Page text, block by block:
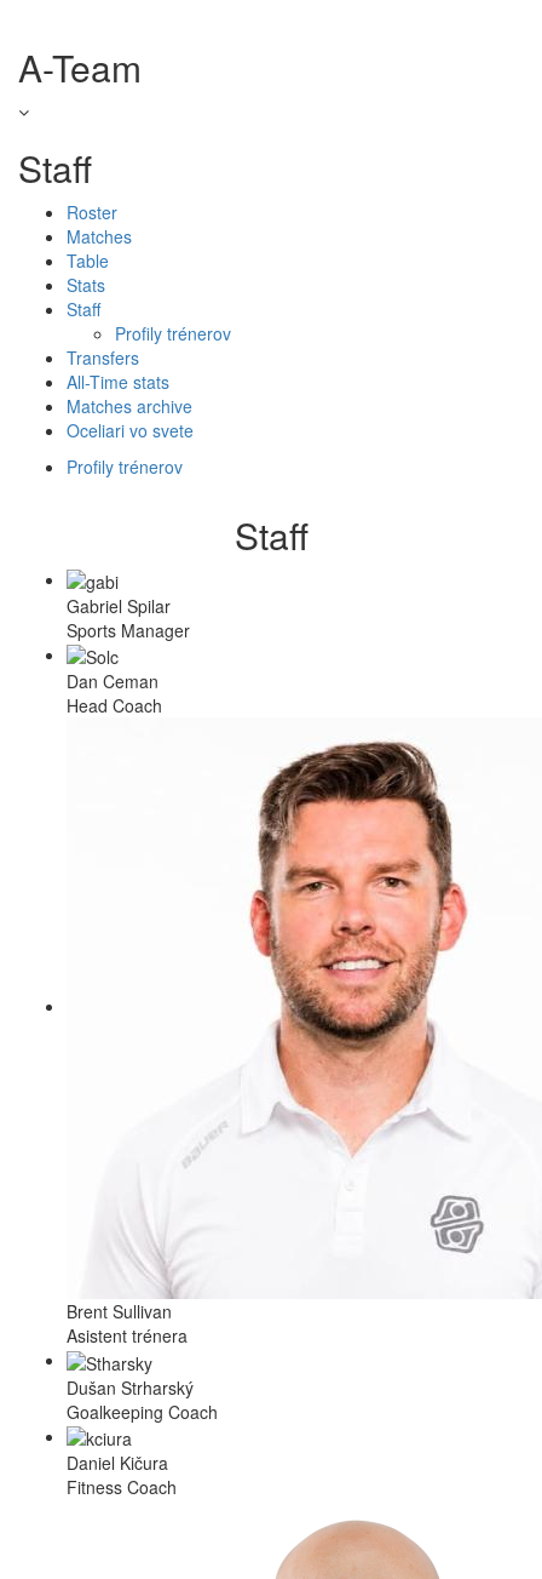
A-Team
Staff
Roster
Matches
Table
Stats
Staff
Profily trénerov
Transfers
All-Time stats
Matches archive
Oceliari vo svete
Profily trénerov
Staff
Gabriel Spilar
Sports Manager
Dan Ceman
Head Coach
Brent Sullivan
Asistent trénera
Dušan Strharský
Goalkeeping Coach
Daniel Kičura
Fitness Coach